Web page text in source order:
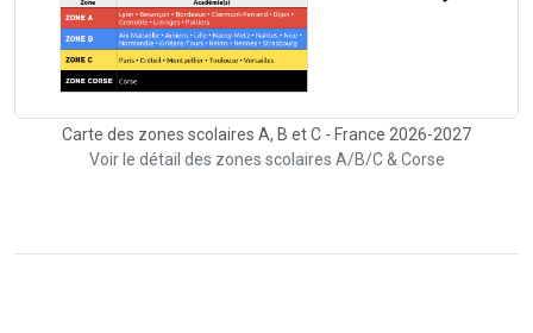
Carte des zones scolaires A, B et C - France 2026-2027
Voir le détail des zones scolaires A/B/C & Corse